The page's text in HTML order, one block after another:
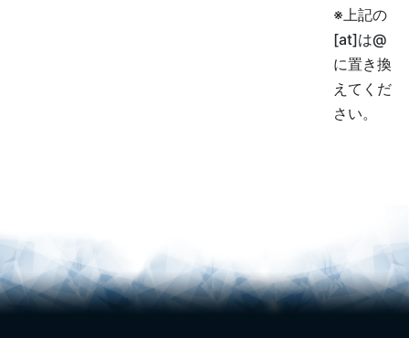
※上記の
[at]は@
に置き換
えてくだ
さい。